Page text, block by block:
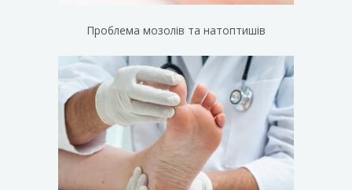
Проблема мозолів та натоптишів